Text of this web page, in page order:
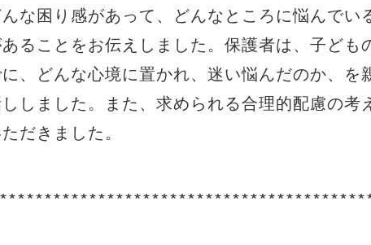
な困り感があって、どんなところに悩んでい
ることをお伝えしました。保護者は、子ども
、どんな心境に置かれ、迷い悩んだのか、を
しました。また、求められる合理的配慮の考
だきました。